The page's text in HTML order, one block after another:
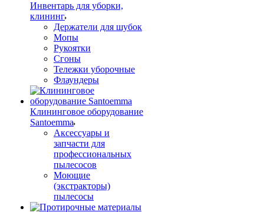
Инвентарь для уборки,
клининг
Держатели для шубок
Мопы
Рукоятки
Сгоны
Тележки уборочные
Флаундеры
Клининговое оборудование
Santoemma
Аксессуары и
запчасти для
профессиональных
пылесосов
Моющие
(экстракторы)
пылесосы